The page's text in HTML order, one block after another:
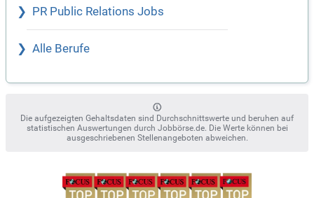
PR Public Relations Jobs
Alle Berufe
Die aufgezeigten Gehaltsdaten sind Durchschnittswerte und beruhen auf
statistischen Auswertungen durch Jobbörse.de. Die Werte können bei
ausgeschriebenen Stellenangeboten abweichen.